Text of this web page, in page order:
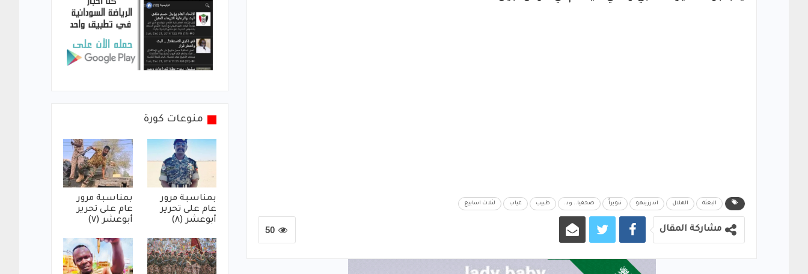
البعثة الهلال اندرزينهو تنويراً صحفيا.. ود. طبيب غياب لثلاث اسابيع
50 مشاركة المقال
منوعات كورة
بمناسبة مرور
عام على تحرير
أبوعشر (٨)
بمناسبة مرور
عام على تحرير
أبوعشر (٧)